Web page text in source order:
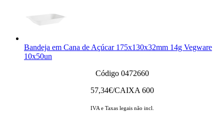
Bandeja em Cana de Açúcar 175x130x32mm 14g Vegware
10x50un
Código 0472660
57,34€/CAIXA 600
IVA e Taxas legais não incl.